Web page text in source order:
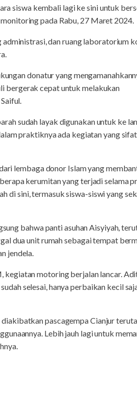
siswa kembali lagi ke sini untuk
pada Rabu, 27 Maret 2024.
administrasi, dan ruang laboratorium
donatur yang
bergerak cepat untuk melakukan
sudah layak digunakan untuk ke
praktiknya ada kegiatan yang
lembaga donor Islam yang
kerumitan yang terjadi selama
di sini, termasuk siswa-siswi yang
bahwa panti asuhan Aisyiyah,
dua unit rumah sebagai tempat
jendela.
kegiatan motoring berjalan lancar.
selesai, hanya perbaikan kecil
pascagempa Cianjur
Lebih jauh lagi untuk